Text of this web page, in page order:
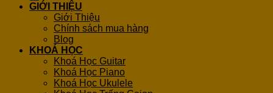
GIỚI THIỆU
Giới Thiệu
Chính sách mua hàng
Blog
KHOÁ HỌC
Khoá Học Guitar
Khoá Học Piano
Khoá Học Ukulele